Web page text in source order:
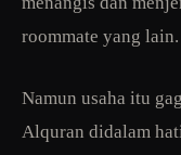
roommate yang lain.
Namun usaha itu
Alquran didalam